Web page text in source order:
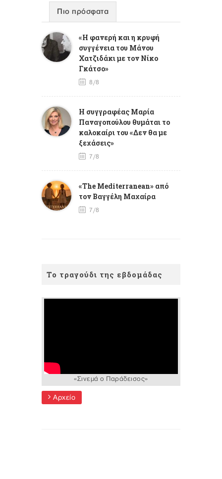
Πιο πρόσφατα
«Η φανερή και η κρυφή
συγγένεια του Μάνου
Χατζιδάκι με τον Νίκο
Γκάτσο»
8/8
Η συγγραφέας Μαρία
Παναγοπούλου θυμάται το
καλοκαίρι του «Δεν θα με
ξεχάσεις»
7/8
«The Mediterranean» από
τον Βαγγέλη Μαχαίρα
7/8
Το τραγούδι της εβδομάδας
«Σινεμά ο Παράδεισος»
Αρχείο